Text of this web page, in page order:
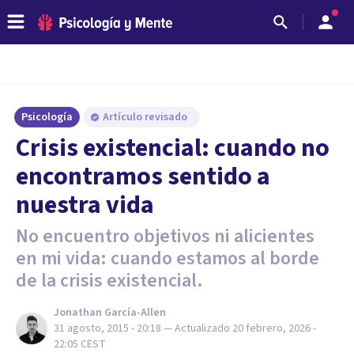
Psicología Artículo revisado
​Crisis existencial: cuando no
encontramos sentido a
nuestra vida
No encuentro objetivos ni alicientes
en mi vida: cuando estamos al borde
de la crisis existencial.
Jonathan García-Allen
31 agosto, 2015 - 20:18 — Actualizado 20 febrero, 2026 -
22:05 CEST